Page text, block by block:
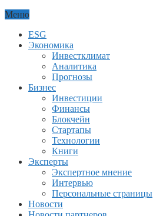
Меню
ESG
Экономика
Инвестклимат
Аналитика
Прогнозы
Бизнес
Инвестиции
Финансы
Блокчейн
Стартапы
Технологии
Книги
Эксперты
Экспертное мнение
Интервью
Персональные страницы
Новости